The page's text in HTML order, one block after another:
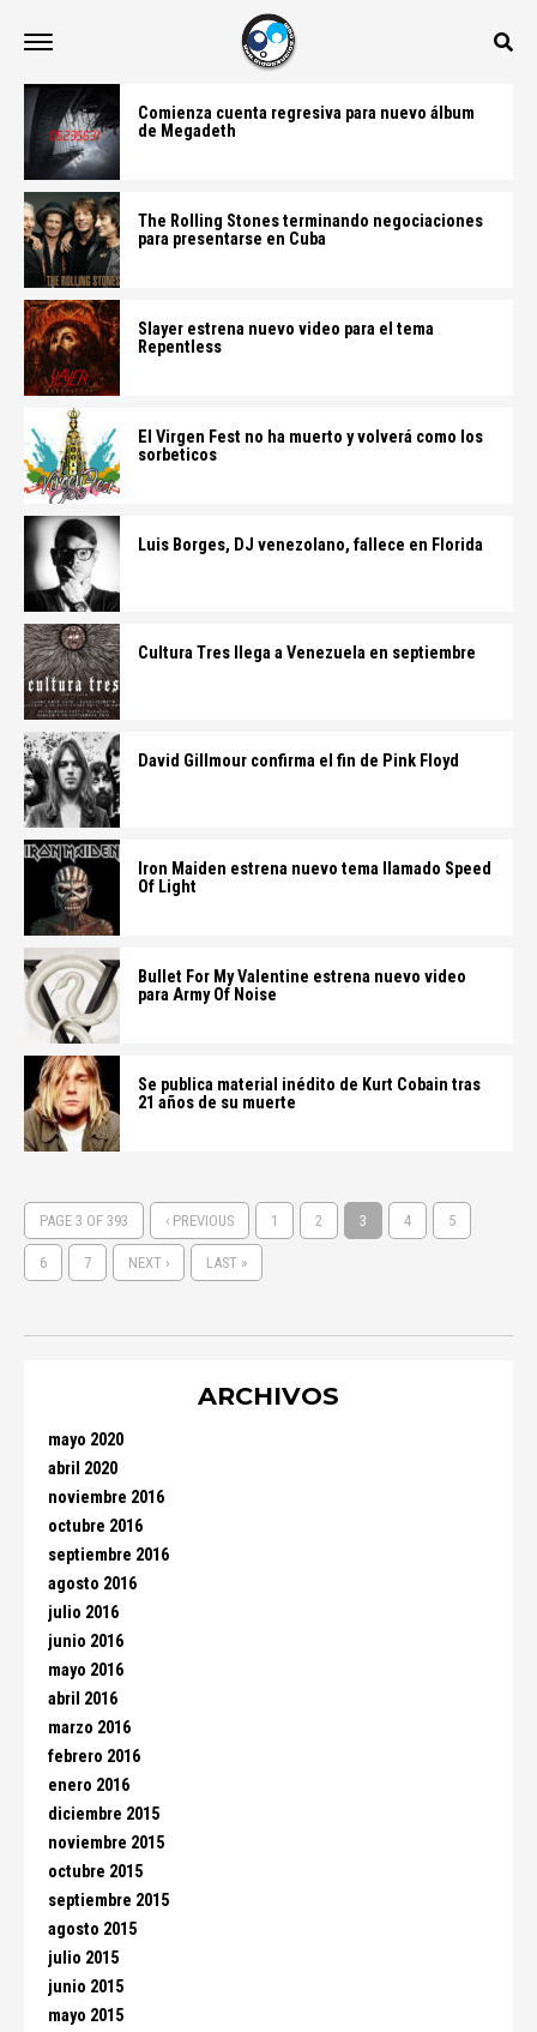
Comienza cuenta regresiva para nuevo álbum
de Megadeth
The Rolling Stones terminando negociaciones
para presentarse en Cuba
Slayer estrena nuevo video para el tema
Repentless
El Virgen Fest no ha muerto y volverá como los
sorbeticos
Luis Borges, DJ venezolano, fallece en Florida
Cultura Tres llega a Venezuela en septiembre
David Gillmour confirma el fin de Pink Floyd
Iron Maiden estrena nuevo tema llamado Speed
Of Light
Bullet For My Valentine estrena nuevo video
para Army Of Noise
Se publica material inédito de Kurt Cobain tras
21 años de su muerte
PAGE 3 OF 393 ‹ PREVIOUS 1 2 3 4 5
6 7 NEXT › LAST »
ARCHIVOS
mayo 2020
abril 2020
noviembre 2016
octubre 2016
septiembre 2016
agosto 2016
julio 2016
junio 2016
mayo 2016
abril 2016
marzo 2016
febrero 2016
enero 2016
diciembre 2015
noviembre 2015
octubre 2015
septiembre 2015
agosto 2015
julio 2015
junio 2015
mayo 2015